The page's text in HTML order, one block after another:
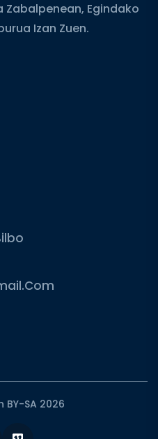
Zabalpenean, Egindako
Izan Zuen.
BY-SA 2026